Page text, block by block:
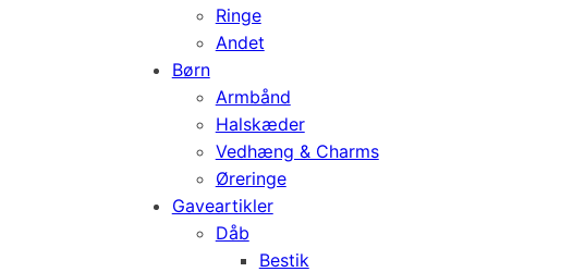
Ringe
Andet
Børn
Armbånd
Halskæder
Vedhæng & Charms
Øreringe
Gaveartikler
Dåb
Bestik